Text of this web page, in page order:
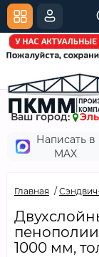
Ваш город:
Написать в
MAX
Главная
1000 мм,